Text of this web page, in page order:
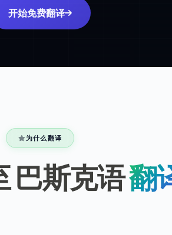
开始免费翻译
为什么翻译
巴斯克语翻